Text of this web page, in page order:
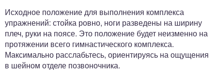
Исходное положение для выполнения комплекса
упражнений: стойка ровно, ноги разведены на ширину
плеч, руки на поясе. Это положение будет неизменно на
протяжении всего гимнастического комплекса.
Максимально расслабьтесь, ориентируясь на ощущения
в шейном отделе позвоночника.